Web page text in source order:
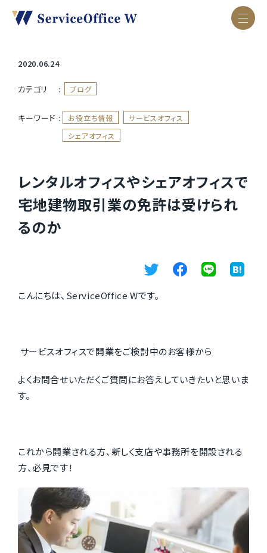
2020.06.24
カテゴリ : ブログ
キーワード : お役立ち情報
サービスオフィス
シェアオフィス
レンタルオフィスやシェアオフィスで
宅地建物取引業の免許は受けられ
るのか
こんにちは、ServiceOffice Wです。
サービスオフィスで開業をご検討中のお客様から
よくお問合せいただくご質問にお答えしていきたいと思いま
す。
これから開業される方、新しく支店や事務所を開設される
方、必見です！